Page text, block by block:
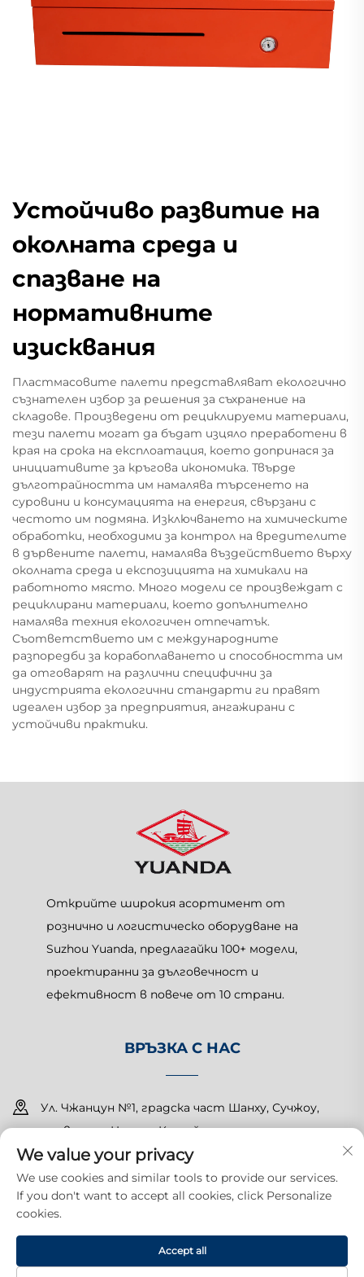
Устойчиво развитие на
околната среда и
спазване на
нормативните
изисквания
Пластмасовите палети представляват екологично
съзнателен избор за решения за съхранение на
складове. Произведени от рециклируеми материали,
тези палети могат да бъдат изцяло преработени в
края на срока на експлоатация, което допринася за
инициативите за кръгова икономика. Твърде
дълготрайността им намалява търсенето на
суровини и консумацията на енергия, свързани с
честото им подмяна. Изключването на химическите
обработки, необходими за контрол на вредителите
в дървените палети, намалява въздействието върху
околната среда и експозицията на химикали на
работното място. Много модели се произвеждат с
рециклирани материали, което допълнително
намалява техния екологичен отпечатък.
Съответствието им с международните
разпоредби за корабоплаването и способността им
да отговарят на различни специфични за
индустрията екологични стандарти ги правят
идеален избор за предприятия, ангажирани с
устойчиви практики.
Открийте широкия асортимент от
рознично и логистическо оборудване на
Suzhou Yuanda, предлагайки 100+ модели,
проектиранни за дълговечност и
ефективност в повече от 10 страни.
ВРЪЗКА С НАС
Ул. Чжанцун №1, градска част Шанху, Сучжоу,
провинция Цзянсу, Китай
+86-15150179453
[email protected]
Всички права запазени. Copyright © 2025 Suzhou Yuanda
Commercial Products Co., Ltd.
We value your privacy
We use cookies and similar tools to provide our services.
If you don't want to accept all cookies, click Personalize
cookies.
Accept all